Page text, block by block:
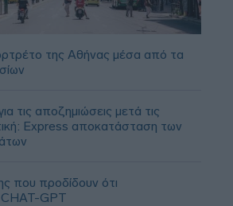
της Αθήνας μέσα από τα
τις αποζημιώσεις μετά τις
Express αποκατάσταση των
που προδίδουν ότι
CHAT-GPT